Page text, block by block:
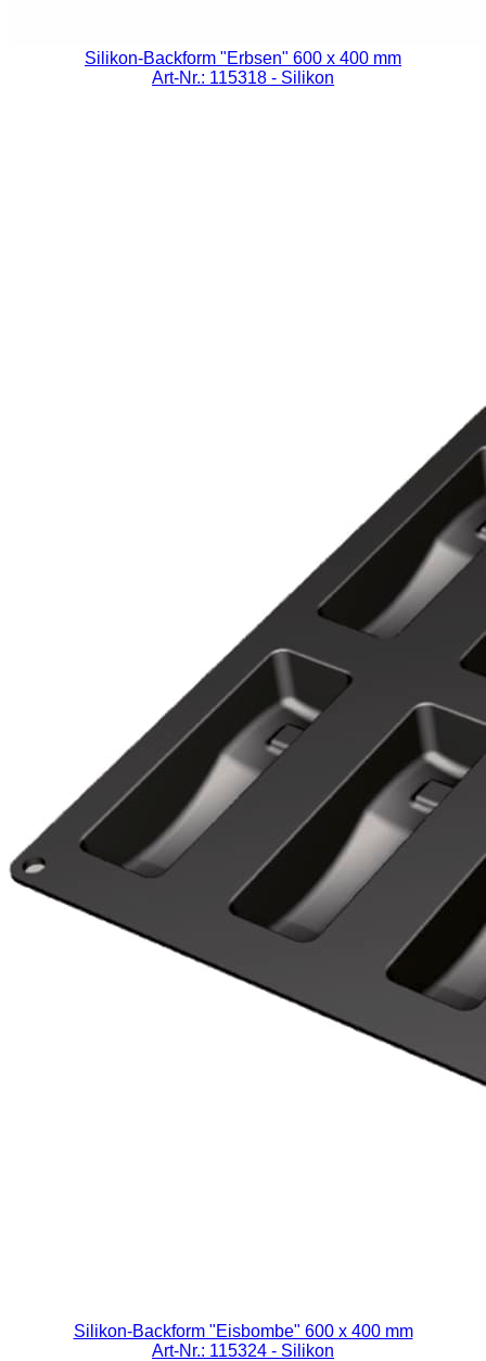
Silikon-Backform "Erbsen" 600 x 400 mm
Art-Nr.: 115318 - Silikon
Silikon-Backform "Eisbombe" 600 x 400 mm
Art-Nr.: 115324 - Silikon